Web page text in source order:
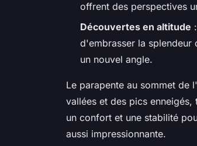
offrent des perspectives
Découvertes en altitude
d'embrasser la splendeur
un nouvel angle.
Le parapente au sommet de
vallées et des pics
un confort et une stabilité
aussi impressionnante.